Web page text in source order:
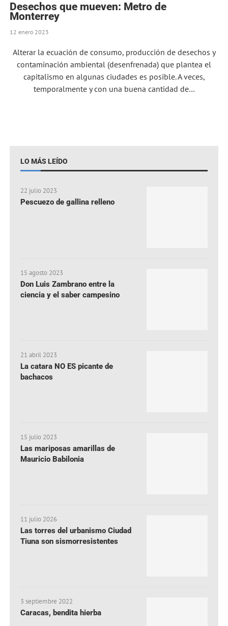
Desechos que mueven: Metro de
Monterrey
12 enero 2023
Alterar la ecuación de consumo, producción de desechos y
contaminación ambiental (desenfrenada) que plantea el
capitalismo en algunas ciudades es posible. A veces,
temporalmente y con una buena cantidad de…
LO MÁS LEÍDO
22 julio 2023
Pescuezo de gallina relleno
15 agosto 2023
Don Luis Zambrano entre la
ciencia y el saber campesino
21 abril 2023
La catara NO ES picante de
bachacos
15 julio 2023
Las mariposas amarillas de
Mauricio Babilonia
11 julio 2026
Las torres del urbanismo Ciudad
Tiuna son sismorresistentes
3 septiembre 2022
Caracas, bendita hierba